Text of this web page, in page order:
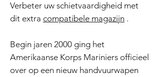
Verbeter uw schietvaardigheid met
dit extra compatibele magazijn .
Begin jaren 2000 ging het
Amerikaanse Korps Mariniers officieel
over op een nieuw handvuurwapen